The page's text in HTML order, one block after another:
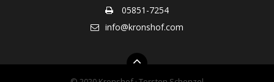
05851-7254
info@kronshof.com